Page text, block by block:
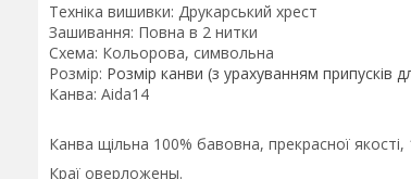
Техніка вишивки: Друкарський хрест
Зашивання: Повна в 2 нитки
Схема: Кольорова, символьна
Розмір: Розмір канви (з урахуванням припусків
Канва: Aida14
Канва щільна 100% бавовна, прекрасної
Краї оверложены.